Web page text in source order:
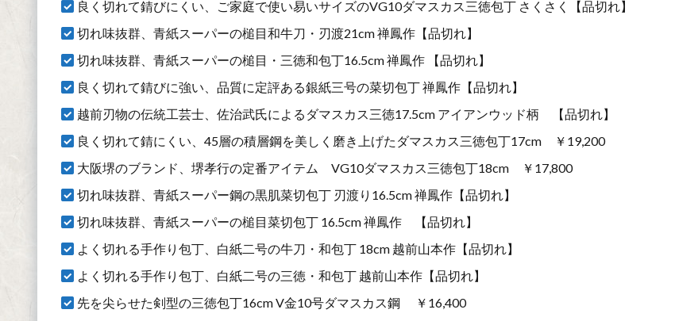
良く切れて錆びにくい、ご家庭で使い易いサイズのVG10ダマスカス三徳包丁 さくさく【品切れ】
切れ味抜群、青紙スーパーの槌目和牛刀・刃渡21cm 禅鳳作【品切れ】
切れ味抜群、青紙スーパーの槌目・三徳和包丁16.5cm 禅鳳作 【品切れ】
良く切れて錆びに強い、品質に定評ある銀紙三号の菜切包丁 禅鳳作【品切れ】
越前刃物の伝統工芸士、佐治武氏によるダマスカス三徳17.5cm アイアンウッド柄 【品切れ】
良く切れて錆にくい、45層の積層鋼を美しく磨き上げたダマスカス三徳包丁17cm ￥19,200
大阪堺のブランド、堺孝行の定番アイテム VG10ダマスカス三徳包丁18cm ￥17,800
切れ味抜群、青紙スーパー鋼の黒肌菜切包丁 刃渡り16.5cm 禅鳳作【品切れ】
切れ味抜群、青紙スーパーの槌目菜切包丁 16.5cm 禅鳳作 【品切れ】
よく切れる手作り包丁、白紙二号の牛刀・和包丁 18cm 越前山本作【品切れ】
よく切れる手作り包丁、白紙二号の三徳・和包丁 越前山本作【品切れ】
先を尖らせた剣型の三徳包丁16cm V金10号ダマスカス鋼 ￥16,400